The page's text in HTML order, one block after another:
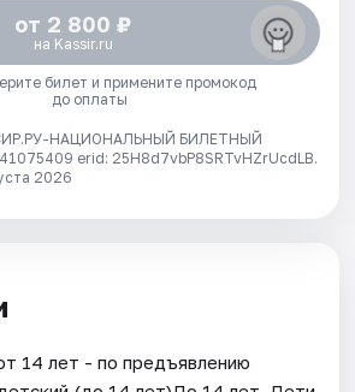
от 2 800 ₽
на Kassir.ru
билет и примените промокод
до оплаты
НАЦИОНАЛЬНЫЙ БИЛЕТНЫЙ
erid: 25H8d7vbP8SRTvHZrUcdLB.
2026
14 лет - по предъявлению